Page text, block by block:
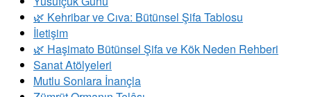
​🌿 Kehribar ve Cıva: Bütünsel Şifa Tablosu
İletişim
🌿 Haşimato Bütünsel Şifa ve Kök Neden Rehberi
Sanat Atölyeleri
Mutlu Sonlara İnançla